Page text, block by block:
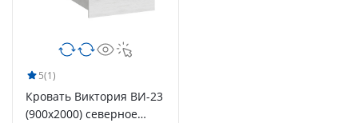
5(1)
Кровать Виктория ВИ-23
(900x2000) северное